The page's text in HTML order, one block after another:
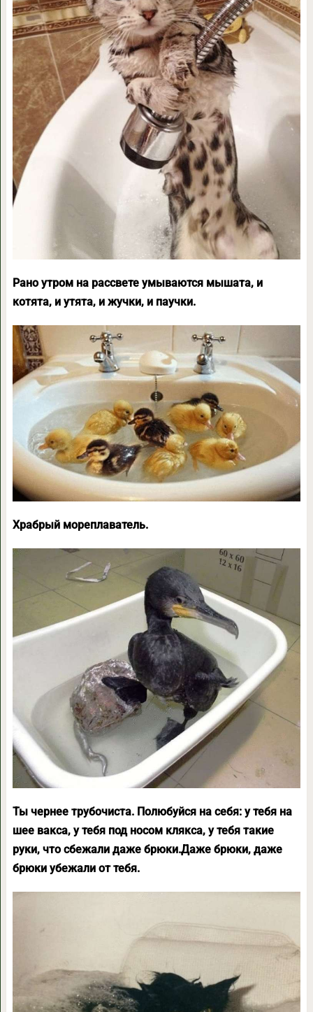
Рано утром на рассвете умываются мышата, и
котята, и утята, и жучки, и паучки.
Храбрый мореплаватель.
Ты чернее трубочиста. Полюбуйся на себя: у тебя на
шее вакса, у тебя под носом клякса, у тебя такие
руки, что сбежали даже брюки.Даже брюки, даже
брюки убежали от тебя.